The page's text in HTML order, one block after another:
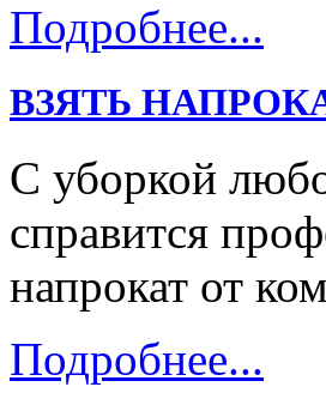
Подробнее...
ВЗЯТЬ
С уборкой
справится
напрокат от
Подробнее...